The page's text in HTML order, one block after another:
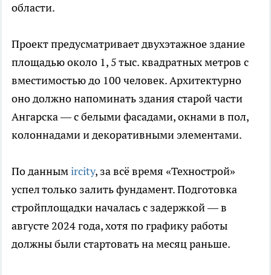
области.
Проект предусматривает двухэтажное здание
площадью около 1, 5 тыс. квадратных метров с
вместимостью до 100 человек. Архитектурно
оно должно напоминать здания старой части
Ангарска — с белыми фасадами, окнами в пол,
колоннадами и декоративными элементами.
По даннымircity, за всё время «Технострой»
успел только залить фундамент. Подготовка
стройплощадки началась с задержкой — в
августе 2024 года, хотя по графику работы
должны были стартовать на месяц раньше.